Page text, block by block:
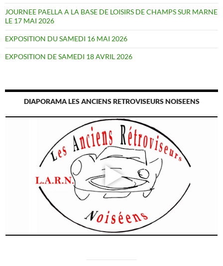
JOURNEE PAELLA A LA BASE DE LOISIRS DE CHAMPS SUR MARNE
LE 17 MAI 2026
EXPOSITION DU SAMEDI 16 MAI 2026
EXPOSITION DE SAMEDI 18 AVRIL 2026
DIAPORAMA LES ANCIENS RETROVISEURS NOISEENS